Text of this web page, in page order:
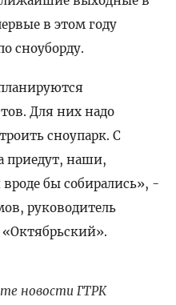
в этом году
сноуборду.
Для них надо
сноупарк. С
приедут, наши,
бы собирались», -
руководитель
новости ГТРК